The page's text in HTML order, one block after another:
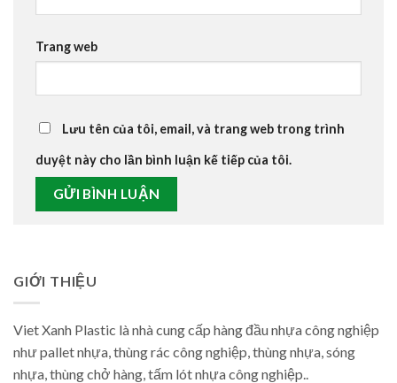
Trang web
Lưu tên của tôi, email, và trang web trong trình
duyệt này cho lần bình luận kế tiếp của tôi.
GIỚI THIỆU
Viet Xanh Plastic là nhà cung cấp hàng đầu nhựa công nghiệp
như pallet nhựa, thùng rác công nghiệp, thùng nhựa, sóng
nhựa, thùng chở hàng, tấm lót nhựa công nghiệp..